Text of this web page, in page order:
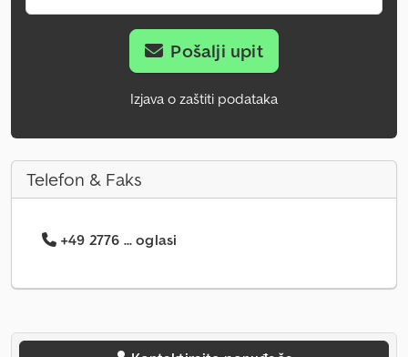
Pošalji upit
Izjava o zaštiti podataka
Telefon & Faks
+49 2776 ... oglasi